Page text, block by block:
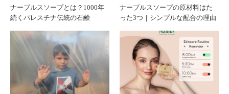
日常
と現
実
ナーブルスソープとは？1000年
続くパレスチナ伝統の石鹸
ナーブルスソープの原材料はた
った3つ｜シンプルな配合の理由